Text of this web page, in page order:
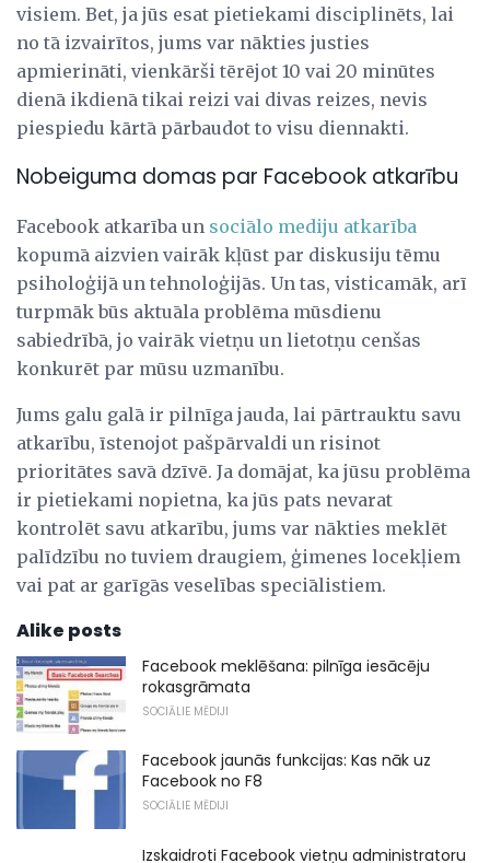
visiem. Bet, ja jūs esat pietiekami disciplinēts, lai
no tā izvairītos, jums var nākties justies
apmierināti, vienkārši tērējot 10 vai 20 minūtes
dienā ikdienā tikai reizi vai divas reizes, nevis
piespiedu kārtā pārbaudot to visu diennakti.
Nobeiguma domas par Facebook atkarību
Facebook atkarība un sociālo mediju atkarība
kopumā aizvien vairāk kļūst par diskusiju tēmu
psiholoģijā un tehnoloģijās. Un tas, visticamāk, arī
turpmāk būs aktuāla problēma mūsdienu
sabiedrībā, jo vairāk vietņu un lietotņu cenšas
konkurēt par mūsu uzmanību.
Jums galu galā ir pilnīga jauda, ​​lai pārtrauktu savu
atkarību, īstenojot pašpārvaldi un risinot
prioritātes savā dzīvē. Ja domājat, ka jūsu problēma
ir pietiekami nopietna, ka jūs pats nevarat
kontrolēt savu atkarību, jums var nākties meklēt
palīdzību no tuviem draugiem, ģimenes locekļiem
vai pat ar garīgās veselības speciālistiem.
Alike posts
Facebook meklēšana: pilnīga iesācēju
rokasgrāmata
SOCIĀLIE MĒDIJI
Facebook jaunās funkcijas: Kas nāk uz
Facebook no F8
SOCIĀLIE MĒDIJI
Izskaidroti Facebook vietņu administratoru